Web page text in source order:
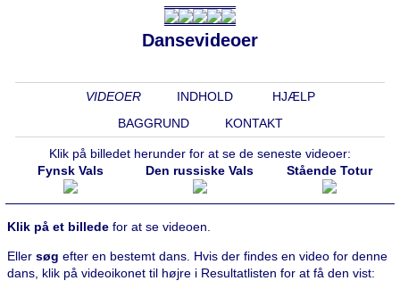
Dansevideoer
VIDEOER INDHOLD
HJÆLP
BAGGRUND
KONTAKT
Klik på billedet herunder for at se de seneste videoer:
Fynsk Vals
Den russiske Vals Stående Totur
Klik på et billede for at se videoen.
Eller søg efter en bestemt dans. Hvis der findes en video for denne
dans, klik på videoikonet til højre i Resultatlisten for at få den vist: